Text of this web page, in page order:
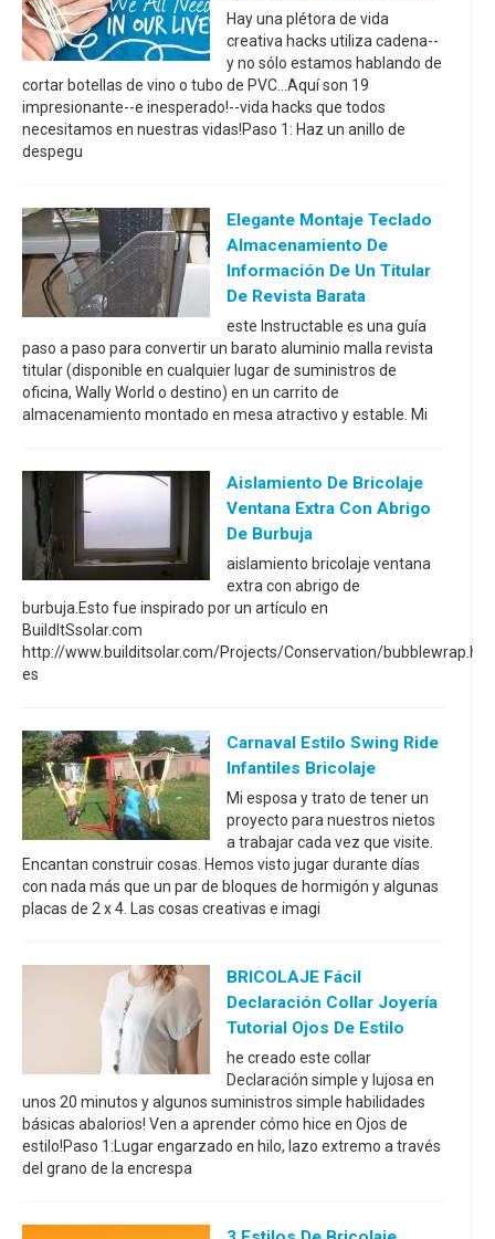
Hay una plétora de vida
creativa hacks utiliza cadena--
y no sólo estamos hablando de
cortar botellas de vino o tubo de PVC...Aquí son 19
impresionante--e inesperado!--vida hacks que todos
necesitamos en nuestras vidas!Paso 1: Haz un anillo de
despegu
Elegante Montaje Teclado
Almacenamiento De
Información De Un Titular
De Revista Barata
este Instructable es una guía
paso a paso para convertir un barato aluminio malla revista
titular (disponible en cualquier lugar de suministros de
oficina, Wally World o destino) en un carrito de
almacenamiento montado en mesa atractivo y estable. Mi
Aislamiento De Bricolaje
Ventana Extra Con Abrigo
De Burbuja
aislamiento bricolaje ventana
extra con abrigo de
burbuja.Esto fue inspirado por un artículo en
BuildItSsolar.com
http://www.builditsolar.com/Projects/Conservation/
es
Carnaval Estilo Swing Ride
Infantiles Bricolaje
Mi esposa y trato de tener un
proyecto para nuestros nietos
a trabajar cada vez que visite.
Encantan construir cosas. Hemos visto jugar durante días
con nada más que un par de bloques de hormigón y algunas
placas de 2 x 4. Las cosas creativas e imagi
BRICOLAJE Fácil
Declaración Collar Joyería
Tutorial Ojos De Estilo
he creado este collar
Declaración simple y lujosa en
unos 20 minutos y algunos suministros simple habilidades
básicas abalorios! Ven a aprender cómo hice en Ojos de
estilo!Paso 1:Lugar engarzado en hilo, lazo extremo a través
del grano de la encrespa